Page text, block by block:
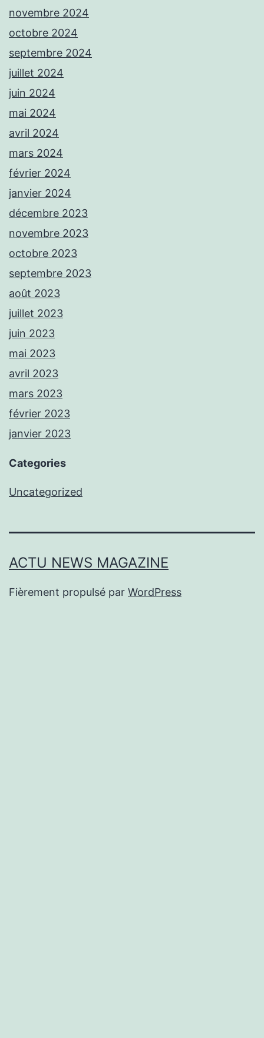
novembre 2024
octobre 2024
septembre 2024
juillet 2024
juin 2024
mai 2024
avril 2024
mars 2024
février 2024
janvier 2024
décembre 2023
novembre 2023
octobre 2023
septembre 2023
août 2023
juillet 2023
juin 2023
mai 2023
avril 2023
mars 2023
février 2023
janvier 2023
Categories
Uncategorized
ACTU NEWS MAGAZINE
Fièrement propulsé par WordPress